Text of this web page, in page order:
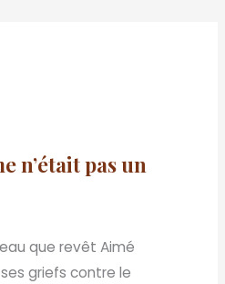
n’était pas un
que revêt Aimé
griefs contre le